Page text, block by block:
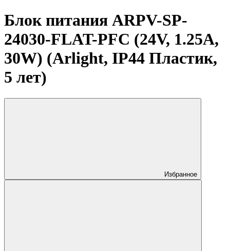
Блок питания ARPV-SP-
24030-FLAT-PFC (24V, 1.25A,
30W) (Arlight, IP44 Пластик,
5 лет)
Избранное